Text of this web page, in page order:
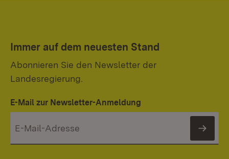
Immer auf dem neuesten Stand
Abonnieren Sie den Newsletter der
Landesregierung.
E-Mail zur Newsletter-Anmeldung